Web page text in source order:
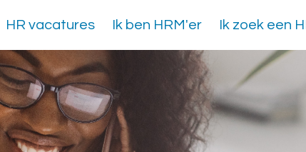
HR vacatures Ik ben HRM'er Ik zoek een